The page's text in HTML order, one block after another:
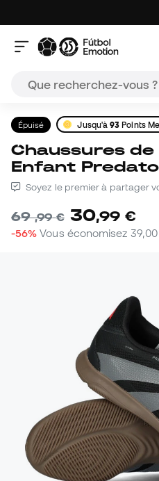
Épuisé Jusqu'à93 Points
Chaussures de futsal adidas
Enfant
Soyez le premier à partager
69,99 € 30,99 €
-56% Vous économisez